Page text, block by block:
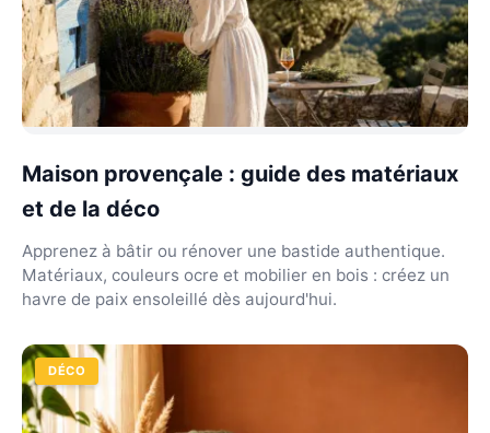
Maison provençale : guide des matériaux
et de la déco
Apprenez à bâtir ou rénover une bastide authentique.
Matériaux, couleurs ocre et mobilier en bois : créez un
havre de paix ensoleillé dès aujourd'hui.
DÉCO